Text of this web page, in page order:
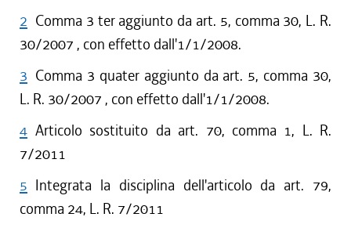
2 Comma 3 ter aggiunto da art. 5, comma 30, L. R.
30/2007 , con effetto dall'1/1/2008.
3 Comma 3 quater aggiunto da art. 5, comma 30,
L. R. 30/2007 , con effetto dall'1/1/2008.
4 Articolo sostituito da art. 70, comma 1, L. R.
7/2011
5 Integrata la disciplina dell'articolo da art. 79,
comma 24, L. R. 7/2011